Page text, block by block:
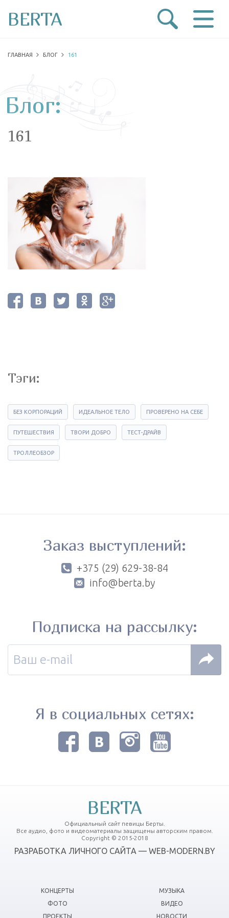
BERTA
ГЛАВНАЯ БЛОГ 161
Блог:
161
Тэги:
БЕЗ КОРПОРАЦИЙ ИДЕАЛЬНОЕ ТЕЛО ПРОВЕРЕНО НА СЕБЕ
ПУТЕШЕСТВИЯ ТВОРИ ДОБРО ТЕСТ-ДРАЙВ
ТРОЛЛЕОБЗОР
Заказ выступлений:
+375 (29) 629-38-84
info@berta.by
Подписка на рассылку:
Я в социальных сетях:
BERTA
Официальный сайт певицы Берты.
Все аудио, фото и видеоматериалы защищены авторским правом.
Copyright © 2015-2018
РАЗРАБОТКА ЛИЧНОГО САЙТА — WEB-MODERN.BY
КОНЦЕРТЫ
ФОТО
ПРОЕКТЫ
МУЗЫКА
ВИДЕО
НОВОСТИ